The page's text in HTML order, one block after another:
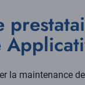
la maintenance